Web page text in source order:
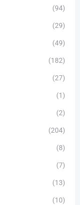
(94)
(29)
(49)
(182)
(27)
(1)
(2)
(204)
(8)
(7)
(13)
(10)